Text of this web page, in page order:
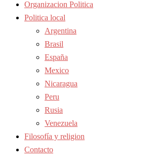
Organizacion Politica
Politica local
Argentina
Brasil
España
Mexico
Nicaragua
Peru
Rusia
Venezuela
Filosofía y religion
Contacto